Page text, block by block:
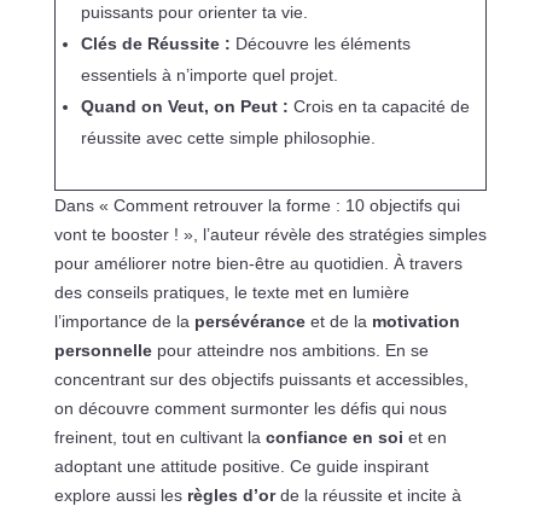
puissants pour orienter ta vie.
Clés de Réussite : Découvre les éléments
essentiels à n’importe quel projet.
Quand on Veut, on Peut : Crois en ta capacité de
réussite avec cette simple philosophie.
Dans « Comment retrouver la forme : 10 objectifs qui
vont te booster ! », l’auteur révèle des stratégies simples
pour améliorer notre bien-être au quotidien. À travers
des conseils pratiques, le texte met en lumière
l’importance de la persévéranceet de la motivation
personnellepour atteindre nos ambitions. En se
concentrant sur des objectifs puissants et accessibles,
on découvre comment surmonter les défis qui nous
freinent, tout en cultivant la confiance en soi et en
adoptant une attitude positive. Ce guide inspirant
explore aussi les règles d’orde la réussite et incite à